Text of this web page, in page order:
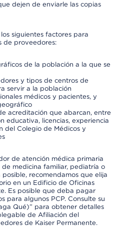
dejen de enviarle las copias
siguientes factores para
de proveedores:
de la población a la que se
y tipos de centros de
servir a la población
médicos y pacientes, y
acreditación que abarcan, entre
educativa, licencias, experiencia
del Colegio de Médicos y
de atención médica primaria
medicina familiar, pediatría o
recomendamos que elija
en un Edificio de Oficinas
Es posible que deba pagar
para algunos PCP. Consulte su
Qué)” para obtener detalles
de Afiliación del
de Kaiser Permanente.